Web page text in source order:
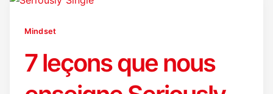
Mindset
7 leçons que nous